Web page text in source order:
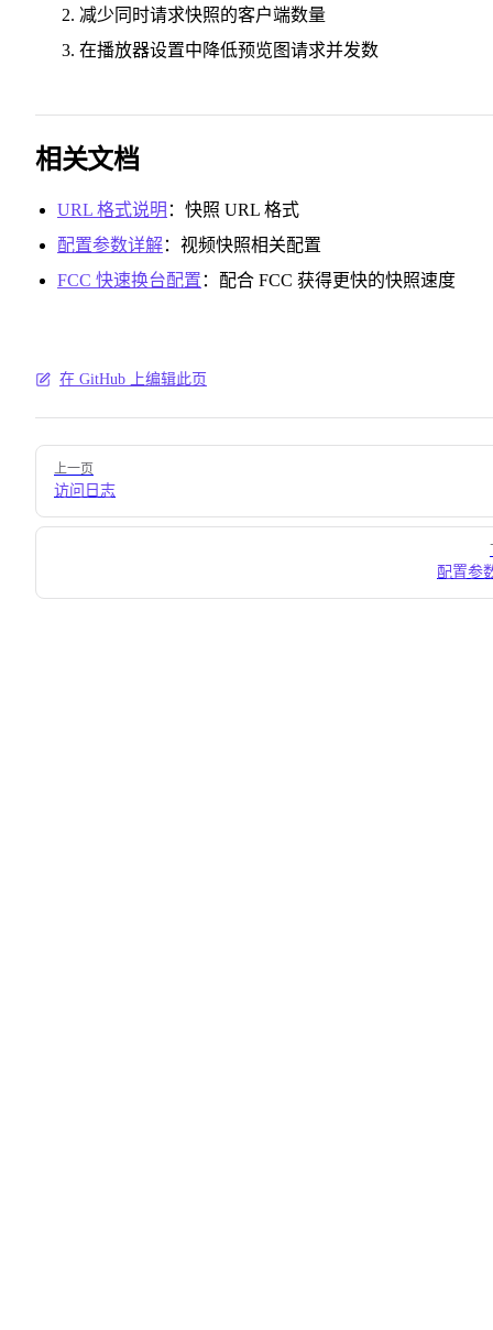
减少同时请求快照的客户端数量
在播放器设置中降低预览图请求并发数
相关文档
URL 格式说明 ：快照 URL 格式
配置参数详解：视频快照相关配置
FCC 快速换台配置 ：配合 FCC 获得更快的快照速度
在 GitHub 上编辑此页
Pager
上一页
访问日志
配置参